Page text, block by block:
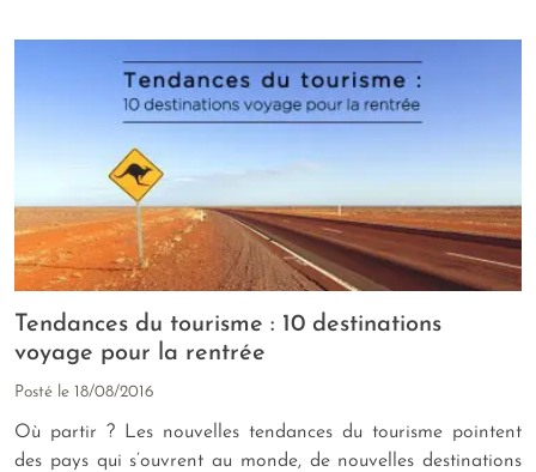
Tendances du tourisme : 10 destinations
voyage pour la rentrée
Posté le 18/08/2016
Où partir ? Les nouvelles tendances du tourisme pointent
des pays qui s’ouvrent au monde, de nouvelles destinations